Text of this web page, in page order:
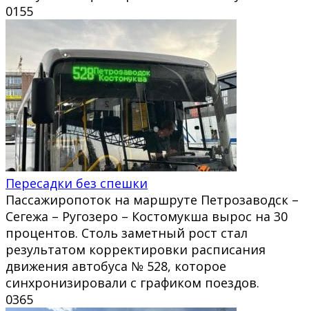
0155
Пересадки без спешки
Пассажиропоток на маршруте Петрозаводск –
Сегежа – Ругозеро – Костомукша вырос на 30
процентов. Столь заметный рост стал
результатом корректировки расписания
движения автобуса № 528, которое
синхронизировали с графиком поездов.
0365